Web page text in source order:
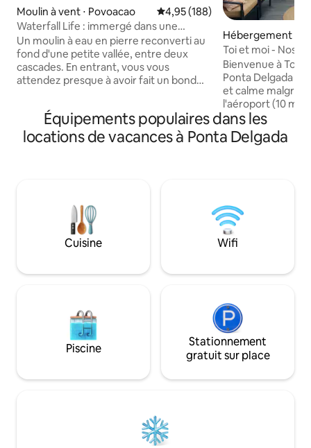
Moulin à vent ⋅ Povoacao Évaluation moyenne sur la
4,95 (188)
Waterfall Life : immergé dans une
nature isolée
Un moulin à eau en pierre reconverti au
fond d'une petite vallée, entre deux
cascades. En entrant, vous vous
attendez presque à avoir fait un bond
pas : il vous accompagne dans votre
sommeil et est la première chose que
vous entendez le matin. Vous laissez la
voiture sur un vieux pont au-dessus et
rappelant que la civilisation est toujours
là, mais ici, vous êtes dans votre propre
Hébergement ⋅
Toi et moi - Nos
nous !
Bienvenue à Toi et Moi, Situé
Ponta Delgada
et calme malgré
l'aéroport (10
logement est
les chambres et
ont des fenêtres,
disponibilité et
redevance. Je suis sûre que vous allez
Équipements populaires dans les
locations de vacances à Ponta Delgada
Cuisine Wifi
Piscine
Stationnement
gratuit sur place